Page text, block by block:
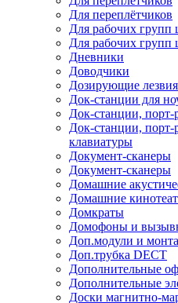
Для переплётчиков
Для рабочих групп
Для рабочих групп
Дневники
Доводчики
Дозирующие лезвия
Док-станции для
Док-станции,
Док-станции, порт-
клавиатуры
Документ-сканеры
Документ-сканеры
Домашние
Домашние
Домкраты
Домофоны и
Доп.модули и
Доп.трубка DECT
Дополнительные
Дополнительные
Доски магнитно-